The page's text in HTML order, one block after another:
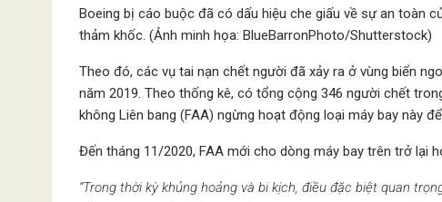
Boeing bị cáo buộc đã có dấu hiệu che giấu về sự an toàn
thảm khốc. (Ảnh minh họa: BlueBarronPhoto/Shutterstock)
Theo đó, các vụ tai nạn chết người đã xảy ra ở vùng biển
năm 2019. Theo thống kê, có tổng cộng 346 người chết
không Liên bang (FAA) ngừng hoạt động loại máy bay này
Đến tháng 11/2020, FAA mới cho dòng máy bay trên trở lại
“Trong thời kỳ khủng hoảng và bi kịch, điều đặc biệt quan